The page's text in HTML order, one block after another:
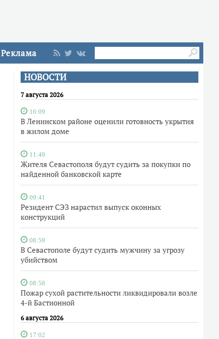
Реклама
НОВОСТИ
7 августа 2026
16:09
В Ленинском районе оценили готовность укрытия
в жилом доме
11:49
Жителя Севастополя будут судить за покупки по
найденной банковской карте
09:41
Резидент СЭЗ нарастил выпуск оконных
конструкций
08:59
В Севастополе будут судить мужчину за угрозу
убийством
08:58
Пожар сухой растительности ликвидировали возле
4-й Бастионной
6 августа 2026
17:02